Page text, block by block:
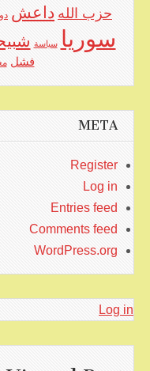
حزب الله داعش
سوريا سياسة
فشل
META
Register
Log in
Entries feed
Comments feed
WordPress.org
Log in